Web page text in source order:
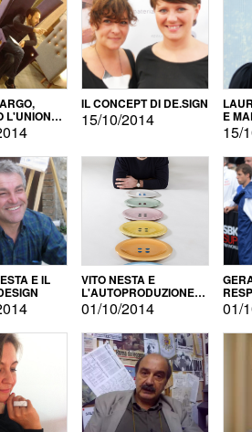
L'UNIONE
E
IL CONCEPT DI DE.SIGN
15/10/2014 E
15/
E IL VITO NESTA E
L'AUTOPRODUZIONE
COME RECUPERO DEI
SIMBOLI
01/10/2014 01/